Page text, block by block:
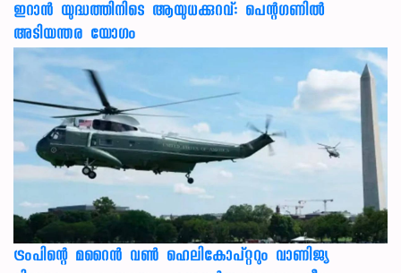
ഇറാന്‍ യുദ്ധത്തിനിടെ ആയുധക്കുറവ്: പെന്റഗണില്‍
അടിയന്തര യോഗം
ട്രംപിന്റെ മറൈന്‍ വണ്‍ ഹെലികോപ്റ്ററും വാണിജ്യ